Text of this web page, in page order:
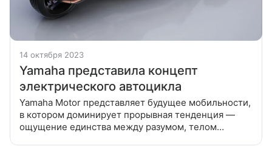
14 октября 2023
Yamaha представила концепт
электрического автоцикла
Yamaha Motor представляет будущее мобильности,
в котором доминирует прорывная тенденция —
ощущение единства между разумом, телом